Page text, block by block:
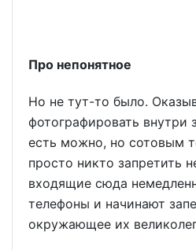
Про непонятное
Но не тут-то было.
фотографировать внутри
есть можно, но сотовым
просто никто запретить
входящие сюда
телефоны и начинают
окружающее их